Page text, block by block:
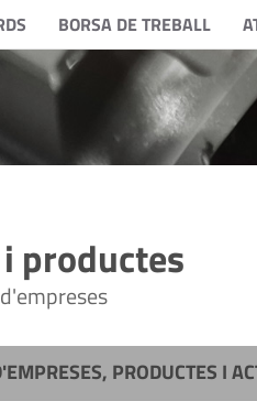
BORSA DE TREBALL
productes
PRODUCTES I